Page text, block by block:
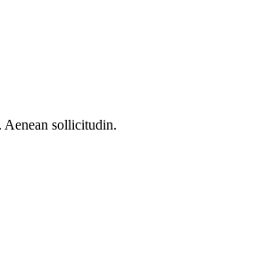
sollicitudin.